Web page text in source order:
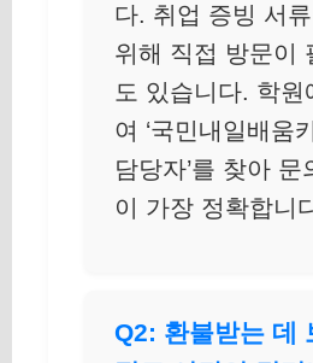
다. 취업 증빙 서
위해 직접 방문이
도 있습니다. 학원
여 ‘국민내일배움
담당자’를 찾아 문
이 가장 정확합니
Q2: 환불받는 데